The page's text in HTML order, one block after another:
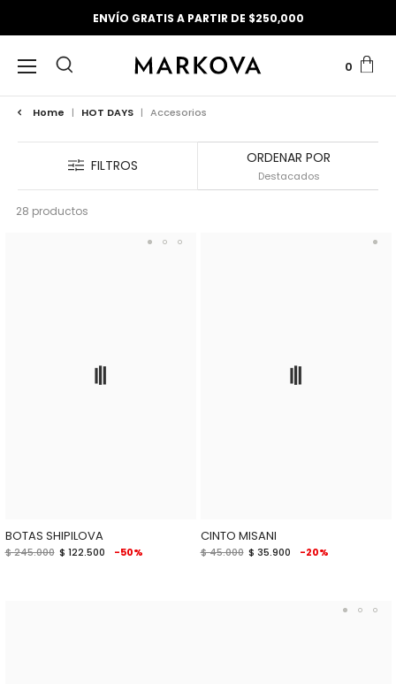
ENVÍO GRATIS A PARTIR DE $250,000
0
Home | HOT DAYS | Accesorios
FILTROS ORDENAR POR
28 productos
BOTAS SHIPILOVA
$ 245.000 $ 122.500 -50%
CINTO MISANI
$ 45.000 $ 35.900 -20%